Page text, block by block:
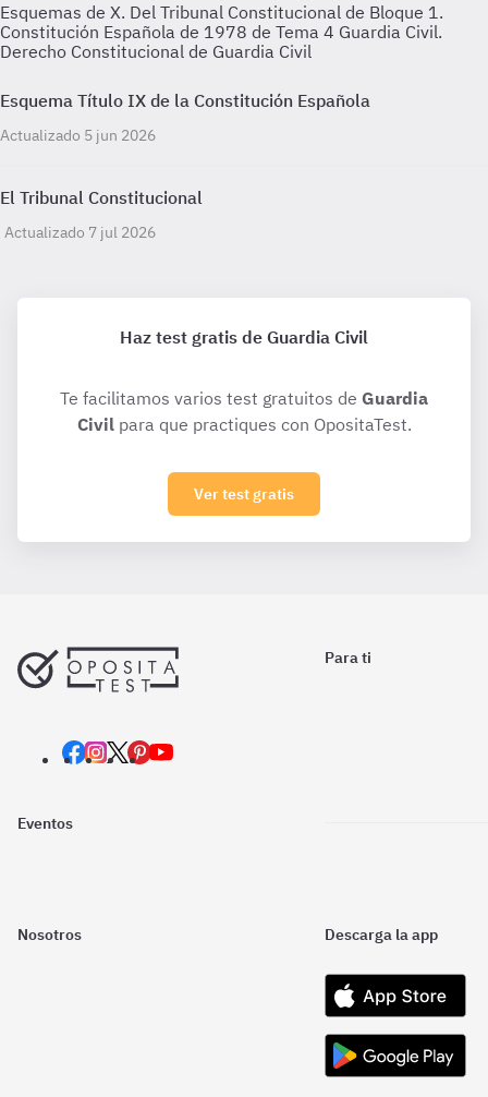
Esquemas de X. Del Tribunal Constitucional de Bloque 1.
Constitución Española de 1978 de Tema 4 Guardia Civil.
Derecho Constitucional de Guardia Civil
Esquema Título IX de la Constitución Española
Actualizado 5 jun 2026
El Tribunal Constitucional
Actualizado 7 jul 2026
Haz test gratis de Guardia Civil
Te facilitamos varios test gratuitos de Guardia
Civilpara que practiques con OpositaTest.
Ver test gratis
Para ti
Eventos
Nosotros Descarga la app